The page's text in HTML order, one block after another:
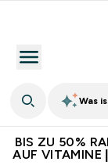
Was
BIS ZU 50%
AUF VITAMINE